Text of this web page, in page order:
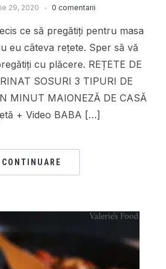
29, 2020 0 comentarii
ce să pregătiți pentru masa
eu câteva rețete. Sper să vă
cu plăcere. REȚETE DE
SOSURI 3 TIPURI DE
MINUT MAIONEZĂ DE CASĂ
+ Video BABA […]
CONTINUARE